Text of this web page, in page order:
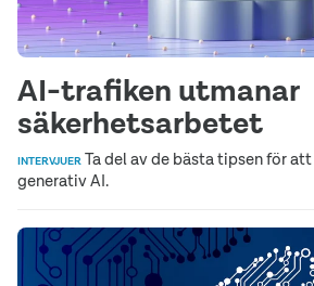
AI-trafiken utmanar
säkerhetsarbetet
INTERVJUER Ta del av de bästa tipsen för
generativ AI.